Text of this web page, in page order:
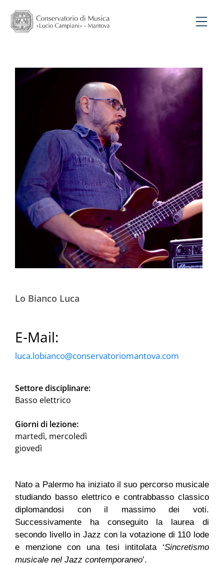
Lo Bianco Luca
E-Mail:
luca.lobianco@conservatoriomantova.com
Settore disciplinare:
Basso elettrico
Giorni di lezione:
martedì, mercoledì
giovedì
Nato a Palermo ha iniziato il suo percorso musicale
studiando basso elettrico e contrabbasso classico
diplomandosi con il massimo dei voti.
Successivamente ha conseguito la laurea di
secondo livello in Jazz con la votazione di 110 lode
e menzione con una tesi intitolata ‘Sincretismo
musicale nel Jazz contemporaneo’.